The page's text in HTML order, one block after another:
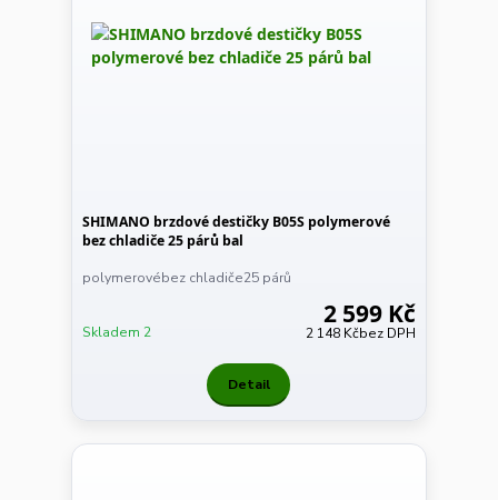
SHIMANO brzdové destičky B05S polymerové
bez chladiče 25 párů bal
polymerovébez chladiče25 párů
2 599 Kč
2 148 Kčbez DPH
Skladem 2
Detail